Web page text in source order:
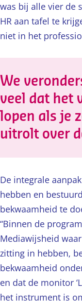
was bij alle vier de
HR aan tafel te
niet in het
We
veel dat het
lopen als je
uitrolt over
De integrale
hebben en
bekwaamheid te
“Binnen de
Mediawijsheid
zitting in hebben,
bekwaamheid
en dat de monitor
het instrument is